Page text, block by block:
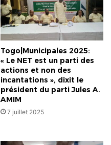
Togo|Municipales 2025:
« Le NET est un parti des
actions et non des
incantations », dixit le
président du parti Jules A.
AMIM
7 juillet 2025